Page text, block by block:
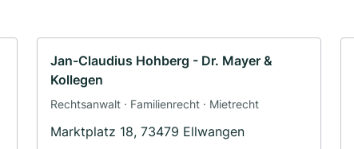
Jan-Claudius Hohberg - Dr. Mayer &
Kollegen
Rechtsanwalt · Familienrecht · Mietrecht
Marktplatz 18, 73479 Ellwangen